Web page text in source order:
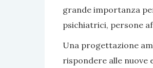
grande importanza
psichiatrici, persone
Una progettazione
rispondere alle nuove